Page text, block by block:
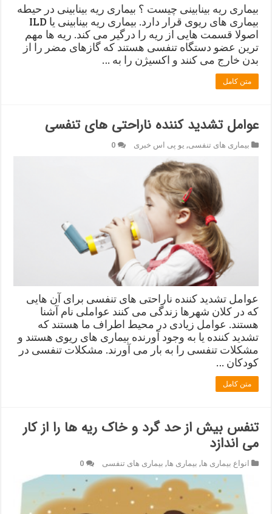
بیماری ریه بینابینی چیست ؟ بیماری ریه بینابینی در حیطه
بیماری های ریوی قرار دارد. بیماری ریه بینابینی یا ILD
اصولا قسمت هایی از ریه را درگیر می کند. ریه ها مهم
ترین عضو دستگاه تنفسی هستند که گازهای مضر را از
بدن خارج می کنند و اکسیژن را به …
متن کامل
عوامل تشدید کننده ناراحتی های تنفسی
بیماری های تنفسی, یو پی اس خبری 0
عوامل تشدید کننده ناراحتی های تنفسی برای آن هایی
که در کلان شهرها زندگی می کنند عواملی نام آشنا
هستند. عوامل زیادی در محیط اطراف ما هستند که
تشدید کننده یا به وجود آورنده بیماری های ریوی هستند و
مشکلات تنفسی را به بار می آورند. مشکلات تنفسی در
کودکان …
متن کامل
تنفس بیش از حد گرد و خاک ریه ها را از کار
می اندازد
انواع بیماری ها, بیماری ها, بیماری های تنفسی 0